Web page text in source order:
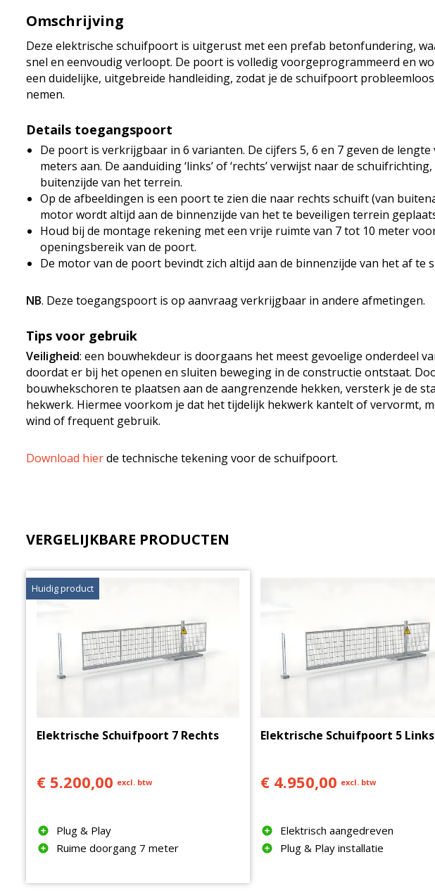
Omschrijving
Deze elektrische schuifpoort is uitgerust met een prefab betonfundering,
snel en eenvoudig verloopt. De poort is volledig voorgeprogrammeerd en
een duidelijke, uitgebreide handleiding, zodat je de schuifpoort
nemen.
Details toegangspoort
De poort is verkrijgbaar in 6 varianten. De cijfers 5, 6 en 7 geven de
meters aan. De aanduiding ‘links’ of ‘rechts’ verwijst naar de
buitenzijde van het terrein.
Op de afbeeldingen is een poort te zien die naar rechts schuift (van
motor wordt altijd aan de binnenzijde van het te beveiligen terrein
Houd bij de montage rekening met een vrije ruimte van 7 tot 10 meter
openingsbereik van de poort.
De motor van de poort bevindt zich altijd aan de binnenzijde van het af te
NB. Deze toegangspoort is op aanvraag verkrijgbaar in andere afmetingen.
Tips voor gebruik
Veiligheid: een bouwhekdeur is doorgaans het meest gevoelige onderdeel
doordat er bij het openen en sluiten beweging in de constructie ontstaat.
bouwhekschoren te plaatsen aan de aangrenzende hekken, versterk je de
hekwerk. Hiermee voorkom je dat het tijdelijk hekwerk kantelt of vervormt,
wind of frequent gebruik.
Download hierde technische tekening voor de schuifpoort.
VERGELIJKBARE PRODUCTEN
Huidig product
Elektrische Schuifpoort 7 Rechts
€ 5.200,00 excl. btw
Plug & Play
Ruime doorgang 7 meter
Elektrische Schuifpoort 5 Links
€ 4.950,00 excl. btw
Elektrisch aangedreven
Plug & Play installatie